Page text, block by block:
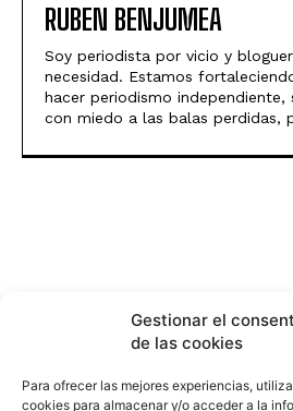
Gestionar el
de las cookies
Para ofrecer las mejores experiencias,
cookies para almacenar y/o acceder a la
RUBEN BENJUMEA
Soy periodista por vicio y
necesidad. Estamos
hacer periodismo independiente,
con miedo a las balas perdidas,